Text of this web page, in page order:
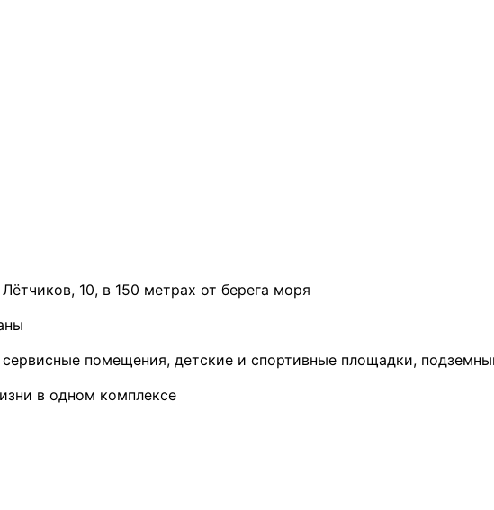
10, в 150 метрах от берега моря
помещения, детские и спортивные площадки,
в одном комплексе